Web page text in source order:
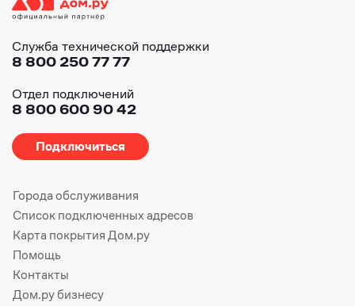
Служба технической поддержки
8 800 250 77 77
Отдел подключений
8 800 600 90 42
Подключиться
Города обслуживания
Список подключенных адресов
Карта покрытия Дом.ру
Помощь
Контакты
Дом.ру бизнесу